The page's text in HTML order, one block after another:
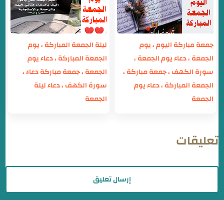
جمعة مباركة اليوم ، يوم
الجمعة ، دعاء يوم الجمعة ،
سورة الكهف ، جمعة مباركة ،
الجمعة المباركة ، دعاء يوم
الجمعة
ليلة الجمعة المباركة ، يوم
الجمعة المباركة ، دعاء يوم
الجمعة ، جمعة مباركة دعاء ،
سورة الكهف ، دعاء ليلة
الجمعة
تعليقات
إرسال تعليق